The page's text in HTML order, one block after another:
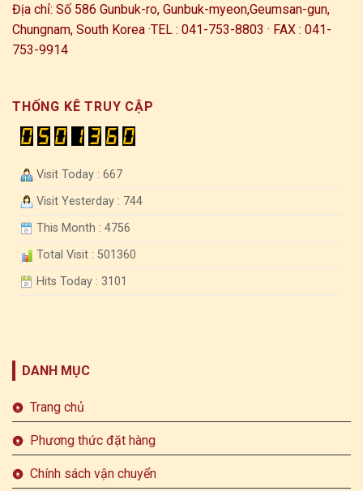
Địa chỉ: Số 586 Gunbuk-ro, Gunbuk-myeon,Geumsan-gun,
Chungnam, South Korea ·TEL : 041-753-8803 · FAX : 041-
753-9914
THỐNG KÊ TRUY CẬP
Visit Today : 667
Visit Yesterday : 744
This Month : 4756
Total Visit : 501360
Hits Today : 3101
DANH MỤC
Trang chủ
Phương thức đặt hàng
Chính sách vận chuyển